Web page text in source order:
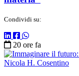
Condividi su:
20 ore fa